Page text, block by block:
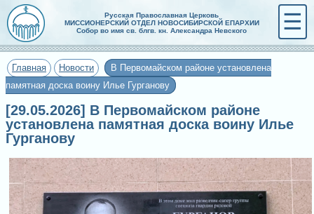
Русская Православная Церковь
МИССИОНЕРСКИЙ ОТДЕЛ НОВОСИБИРСКОЙ ЕПАРХИИ
Собор во имя св. блгв. кн. Александра Невского
☰
Главная Новости
В Первомайском районе установлена
памятная доска воину Илье Гурганову
[29.05.2026] В Первомайском районе
установлена памятная доска воину Илье
Гурганову